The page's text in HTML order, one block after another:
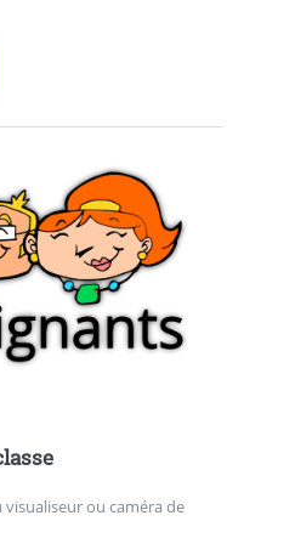
visualiseur ou caméra de